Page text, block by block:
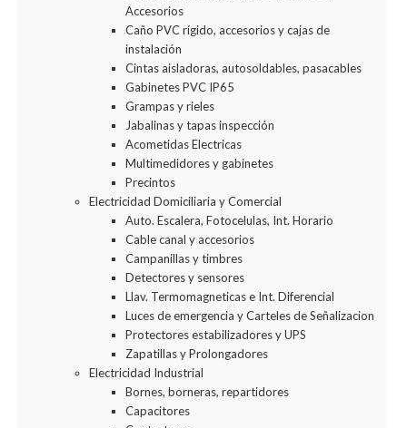
Accesorios
Caño PVC rígido, accesorios y cajas de
instalación
Cintas aisladoras, autosoldables, pasacables
Gabinetes PVC IP65
Grampas y rieles
Jabalinas y tapas inspección
Acometidas Electricas
Multimedidores y gabinetes
Precintos
Electricidad Domiciliaria y Comercial
Auto. Escalera, Fotocelulas, Int. Horario
Cable canal y accesorios
Campanillas y timbres
Detectores y sensores
Llav. Termomagneticas e Int. Diferencial
Luces de emergencia y Carteles de Señalizacion
Protectores estabilizadores y UPS
Zapatillas y Prolongadores
Electricidad Industrial
Bornes, borneras, repartidores
Capacitores